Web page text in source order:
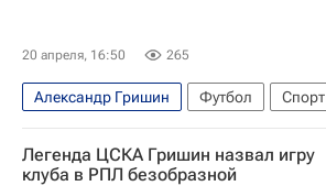
Кубок России по футболу
20 апреля, 16:50 265
Александр Гришин Футбол
Спорт
Фабио Челестини
ПФК ЦСКА
Легенда ЦСКА Гришин назвал игру
клуба в РПЛ безобразной